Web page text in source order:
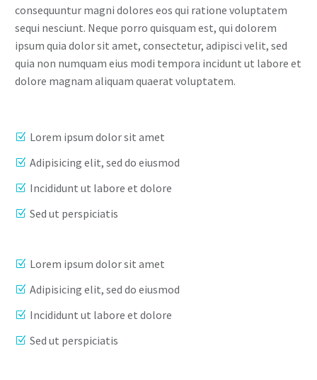
consequuntur magni dolores eos qui ratione voluptatem
sequi nesciunt. Neque porro quisquam est, qui dolorem
ipsum quia dolor sit amet, consectetur, adipisci velit, sed
quia non numquam eius modi tempora incidunt ut labore et
dolore magnam aliquam quaerat voluptatem.
Lorem ipsum dolor sit amet
Adipisicing elit, sed do eiusmod
Incididunt ut labore et dolore
Sed ut perspiciatis
Lorem ipsum dolor sit amet
Adipisicing elit, sed do eiusmod
Incididunt ut labore et dolore
Sed ut perspiciatis